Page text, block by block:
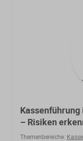
– Risiken
Themenbereiche: Kasse